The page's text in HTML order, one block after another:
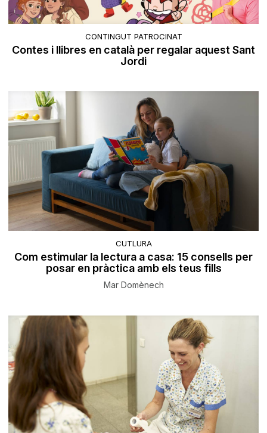
CONTINGUT PATROCINAT
Contes i llibres en català per regalar aquest Sant
Jordi
CUTLURA
Com estimular la lectura a casa: 15 consells per
posar en pràctica amb els teus fills
Mar Domènech